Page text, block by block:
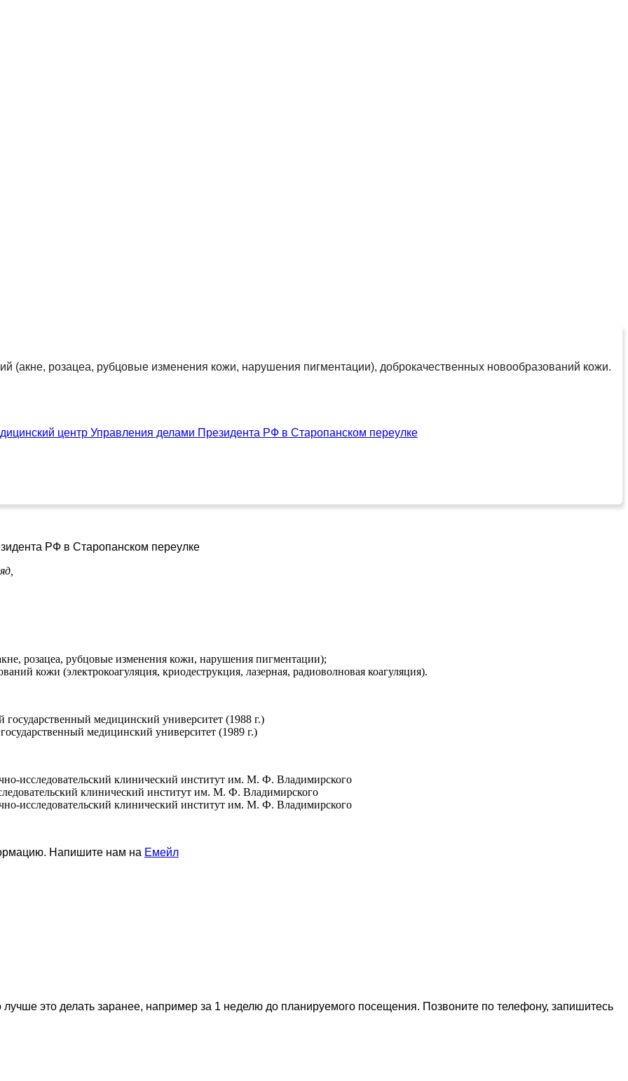
(акне, розацеа, рубцовые изменения кожи, нарушения пигментации), доброкачественных новообразований кожи.
центр Управления делами Президента РФ в Старопанском переулке
РФ в Старопанском переулке
розацеа, рубцовые изменения кожи, нарушения пигментации);
кожи (электрокоагуляция, криодеструкция, лазерная, радиоволновая коагуляция).
медицинский университет (1988 г.)
медицинский университет (1989 г.)
исследовательский клинический институт им. М. Ф. Владимирского
клинический институт им. М. Ф. Владимирского
исследовательский клинический институт им. М. Ф. Владимирского
Напишите нам на Емейл
это делать заранее, например за 1 неделю до планируемого посещения. Позвоните по телефону, запишитесь